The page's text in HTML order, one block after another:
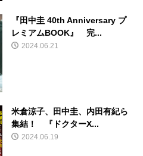
『田中圭 40th Anniversary プ
レミアムBOOK』 完...
2024.06.21
米倉涼子、田中圭、内田有紀ら
集結！ 『ドクターX...
2024.06.19